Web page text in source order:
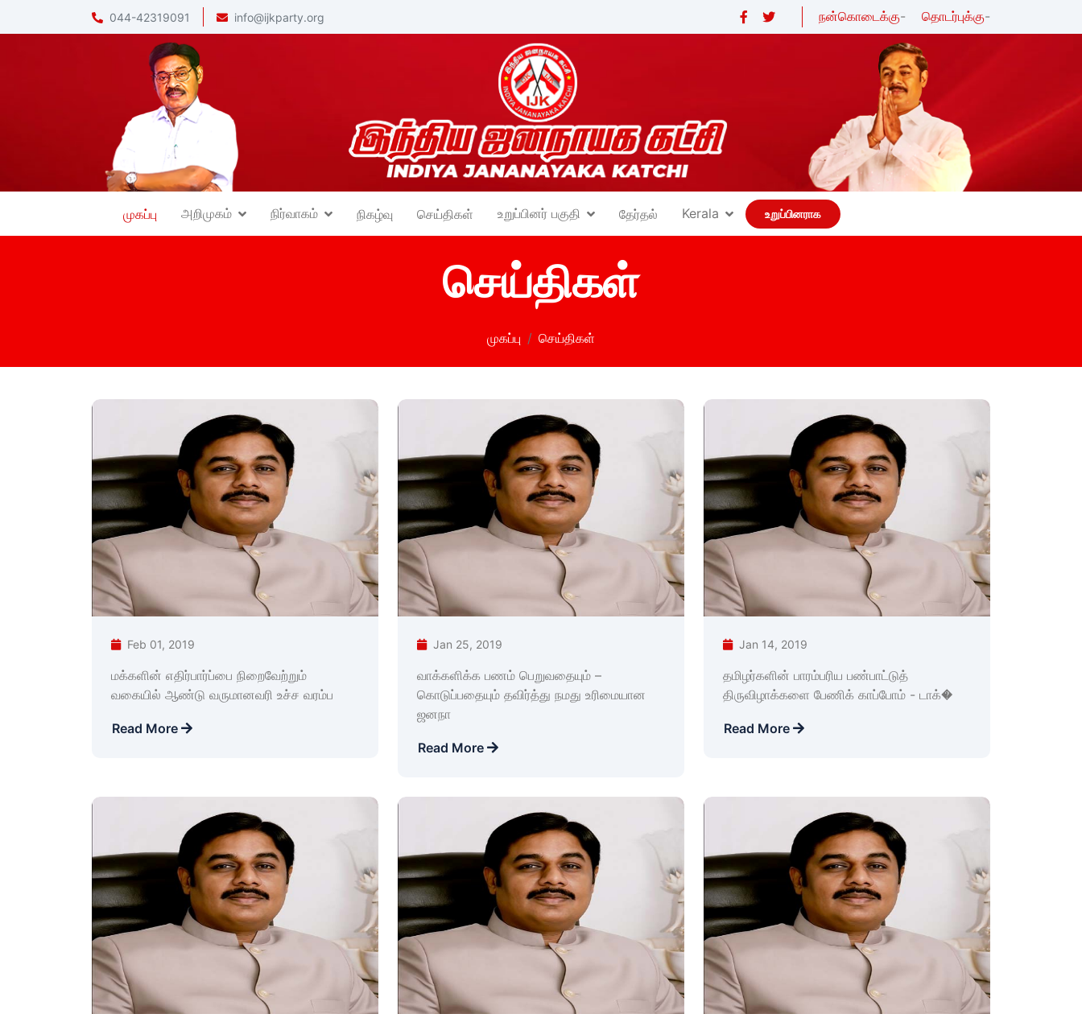
044-42319091 info@ijkparty.org நன்கொடைக்கு- தொடர்புக்கு-
முகப்பு அறிமுகம் நிர்வாகம் நிகழ்வு செய்திகள் உறுப்பினர் பகுதி தேர்தல் Kerala உறுப்பினராக
செய்திகள்
முகப்பு செய்திகள்
Feb 01, 2019
மக்களின் எதிர்பார்ப்பை நிறைவேற்றும்
வகையில் ஆண்டு வருமானவரி உச்ச வரம்ப
Read More
Jan 25, 2019
வாக்களிக்க பணம் பெறுவதையும் –
கொடுப்பதையும் தவிர்த்து நமது உரிமையான
ஜனநா
Read More
Jan 14, 2019
தமிழர்களின் பாரம்பரிய பண்பாட்டுத்
திருவிழாக்களை பேணிக் காப்போம் - டாக்�
Read More